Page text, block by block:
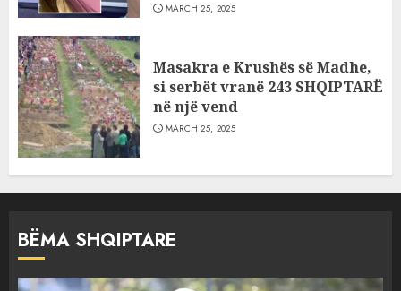
MARCH 25, 2025
Masakra e Krushës së Madhe,
si serbët vranë 243 SHQIPTARË
në një vend
MARCH 25, 2025
BËMA SHQIPTARE